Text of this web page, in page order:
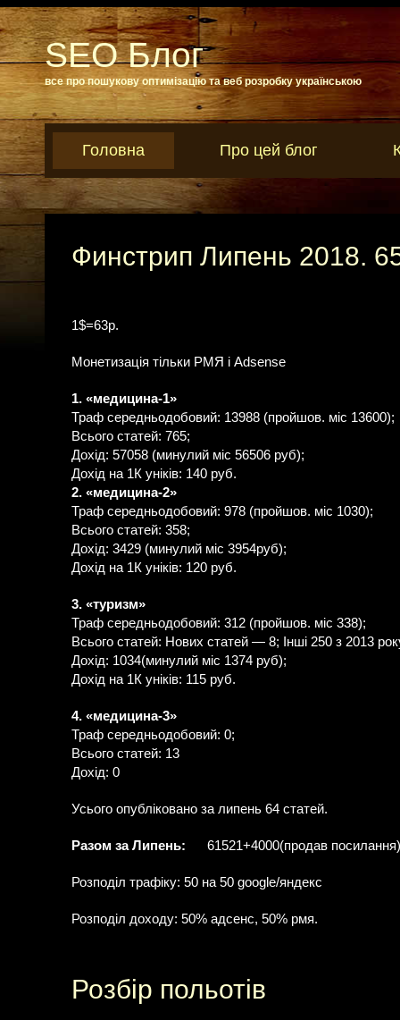
SEO Блог
все про пошукову оптимізацію та веб розробку українською
Головна Про цей блог
Финстрип Липень 2018.
1$=63р.
Монетизація тільки РМЯ і Adsense
1. «медицина-1»
Траф середньодобовий: 13988 (пройшов. міс 13600);
Всього статей: 765;
Дохід: 57058 (минулий міс 56506 руб);
Дохід на 1К уніків: 140 руб.
2. «медицина-2»
Траф середньодобовий: 978 (пройшов. міс 1030);
Всього статей: 358;
Дохід: 3429 (минулий міс 3954руб);
Дохід на 1К уніків: 120 руб.
3. «туризм»
Траф середньодобовий: 312 (пройшов. міс 338);
Всього статей: Нових статей — 8; Інші 250 з 2013
Дохід: 1034(минулий міс 1374 руб);
Дохід на 1К уніків: 115 руб.
4. «медицина-3»
Траф середньодобовий: 0;
Всього статей: 13
Дохід: 0
Усього опубліковано за липень 64 статей.
Разом за Липень: 61521+4000(продав
Розподіл трафіку: 50 на 50 google/яндекс
Розподіл доходу: 50% адсенс, 50% рмя.
Розбір польотів